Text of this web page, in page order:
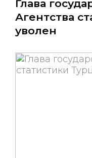
Глава
Агентства
уволен